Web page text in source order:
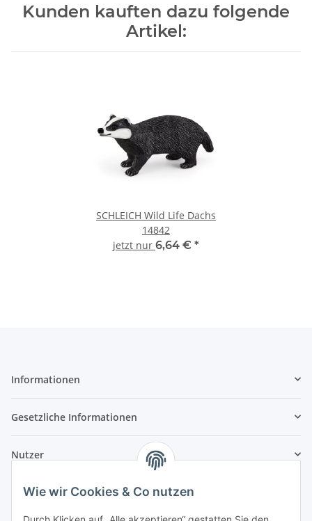
Wie wir Cookies & Co nutzen
Kunden kauften dazu folgende
Artikel:
SCHLEICH Wild Life Dachs
14842
jetzt nur 6,64 € *
Informationen
Gesetzliche Informationen
Nutzer